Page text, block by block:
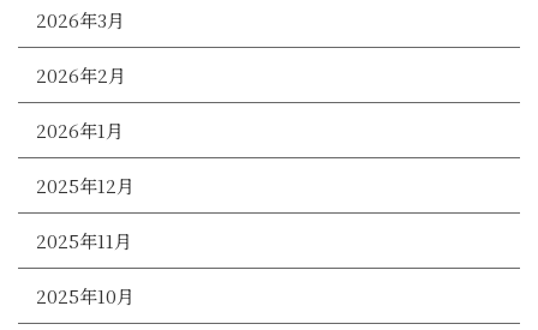
2026年3月
2026年2月
2026年1月
2025年12月
2025年11月
2025年10月